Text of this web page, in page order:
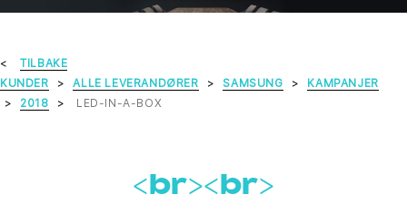
TILBAKE
KUNDER
ALLE LEVERANDØRER SAMSUNG
KAMPANJER
2018
LED-IN-A-BOX
<br><br>